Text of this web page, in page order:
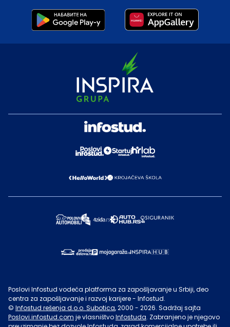
Poslovi Infostud vodeća platforma za zapošljavanje u Srbiji, deo
centra za zapošljavanje i razvoj karijere - Infostud.
© Infostud rešenja d.o.o. Subotica, 2000 - 2026. Sadržaj sajta
Poslovi.infostud.com je vlasništvoInfostuda. Zabranjeno je njegovo